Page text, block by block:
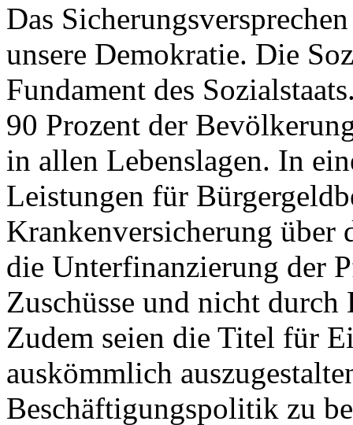
Das
unsere Demokratie. Die
Fundament des
90 Prozent der
in allen Lebenslagen. In
Leistungen für
Krankenversicherung über
die Unterfinanzierung der
Zuschüsse und nicht durch
Zudem seien die Titel für
auskömmlich
Beschäftigungspolitik zu